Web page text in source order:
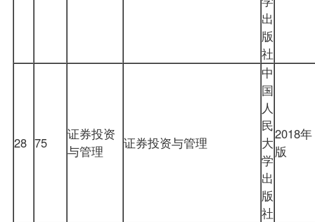
出
版
社
28 75
证券投资
与管理
证券投资与管理
中
国
人
民
大
学
出
版
社
2018年
版